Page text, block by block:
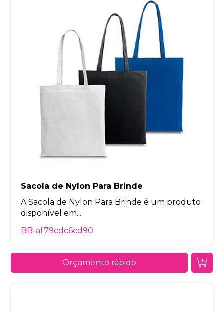
Sacola de Nylon Para Brinde
A Sacola de Nylon Para Brinde é um produto
disponível em...
BB-af79cdc6cd90
Orçamento rápido